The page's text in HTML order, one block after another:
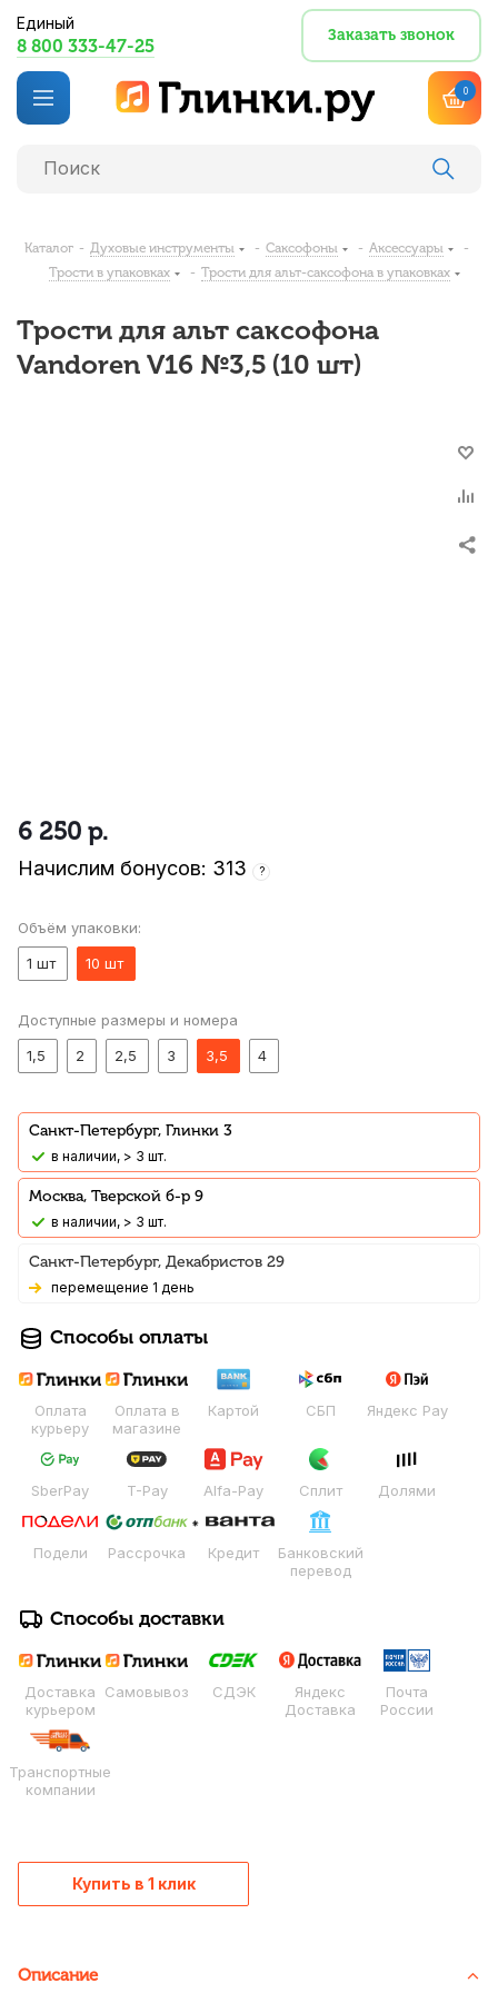
Единый
8 800 333-47-25
Заказать звонок
0
Каталог - Духовые инструменты - Саксофоны - Аксессуары
-
Трости в упаковках
- Трости для альт-саксофона в упаковках
Трости для альт саксофона
Vandoren V16 №3,5 (10 шт)
6 250 р.
Начислим бонусов: 313 ?
Объём упаковки:
1 шт
10 шт
Доступные размеры и номера
1,5
2 2,5 3 3,5 4
Санкт-Петербург, Глинки 3
В наличии, > 3 шт.
Москва, Тверской б-р 9
В наличии, > 3 шт.
Санкт-Петербург, Декабристов 29
Перемещение 1 день
Способы оплаты
Оплата
курьеру
Оплата в
магазине
Картой СБП Яндекс Pay
SberPay T-Pay Alfa-Pay Сплит Долями
Подели Рассрочка Кредит
Банковский
перевод
Способы доставки
Доставка
курьером
Самовывоз СДЭК
Яндекс
Доставка
Почта
России
Транспортные
компании
Купить в 1 клик
Описание